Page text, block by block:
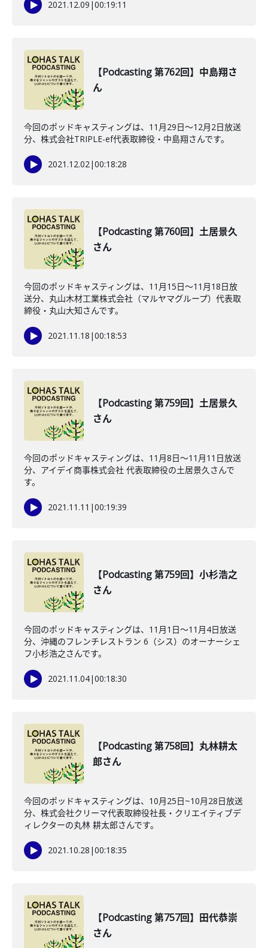
2021.12.09 |00:19:11
【Podcasting 第762回】中島翔さ
ん
今回のポッドキャスティングは、11月29日〜12月2日放送
分、株式会社TRIPLE-ef代表取締役・中島翔さんです。
2021.12.02|00:18:28
【Podcasting 第760回】土居景久
さん
今回のポッドキャスティングは、11月15日〜11月18日放
送分、丸山木材工業株式会社（マルヤマグループ）代表取
締役・丸山大知さんです。
2021.11.18 |00:18:53
【Podcasting 第759回】土居景久
さん
今回のポッドキャスティングは、11月8日〜11月11日放送
分、アイデイ商事株式会社 代表取締役の土居景久さんで
す。
2021.11.11 |00:19:39
【Podcasting 第759回】小杉浩之
さん
今回のポッドキャスティングは、11月1日〜11月4日放送
分、沖縄のフレンチレストラン 6（シス）のオーナーシェ
フ小杉浩之さんです。
2021.11.04|00:18:30
【Podcasting 第758回】丸林耕太
郎さん
今回のポッドキャスティングは、10月25日~10月28日放送
分、株式会社クリーマ代表取締役社長・クリエイティブデ
ィレクターの丸林 耕太郎さんです。
2021.10.28 |00:18:35
【Podcasting 第757回】田代恭崇
さん